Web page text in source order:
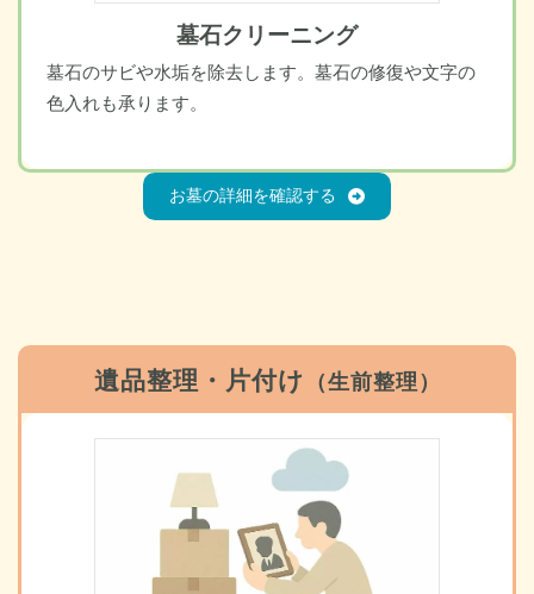
墓石クリーニング
墓石のサビや水垢を除去します。墓石の修復や文字の
色入れも承ります。
お墓の詳細を確認する
遺品整理・片付け （生前整理）